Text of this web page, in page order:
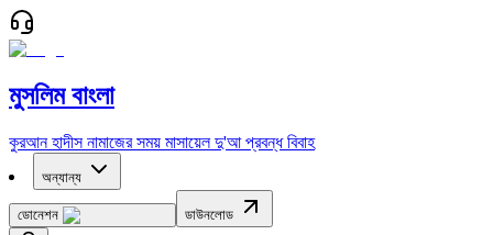
মুসলিম বাংলা
কুরআন হাদীস নামাজের সময় মাসায়েল দু'আ প্রবন্ধ বিবাহ
অন্যান্য
ডোনেশন ডাউনলোড